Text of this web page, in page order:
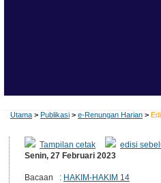
Utama > Publikasi > e-Renungan Harian >
Tampilan cetak edisi
Senin, 27 Februari 2023
Bacaan : HAKIM-HAKIM 14